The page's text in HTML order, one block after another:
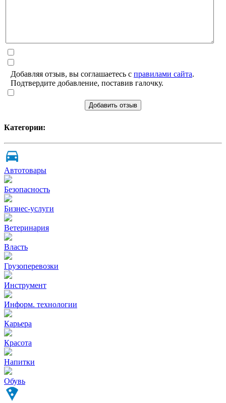
Добавляя отзыв, вы соглашаетесь с правилами сайта.
Подтвердите добавление, поставив галочку.
Добавить отзыв
Категории:
Автотовары
Безопасность
Бизнес-услуги
Ветеринария
Власть
Грузоперевозки
Инструмент
Информ. технологии
Карьера
Красота
Напитки
Обувь